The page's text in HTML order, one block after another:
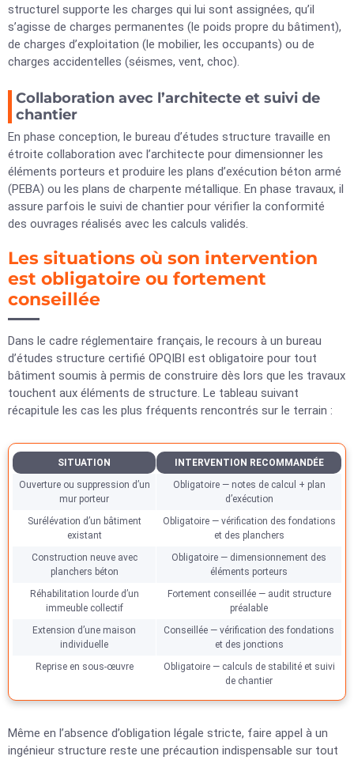
structurel supporte les charges qui lui sont assignées, qu’il
s’agisse de charges permanentes (le poids propre du bâtiment),
de charges d’exploitation (le mobilier, les occupants) ou de
charges accidentelles (séismes, vent, choc).
Collaboration avec l’architecte et suivi de
chantier
En phase conception, le bureau d’études structure travaille en
étroite collaboration avec l’architecte pour dimensionner les
éléments porteurs et produire les plans d’exécution béton armé
(PEBA) ou les plans de charpente métallique. En phase travaux, il
assure parfois le suivi de chantier pour vérifier la conformité
des ouvrages réalisés avec les calculs validés.
Les situations où son intervention
est obligatoire ou fortement
conseillée
Dans le cadre réglementaire français, le recours à un bureau
d’études structure certifié OPQIBI est obligatoire pour tout
bâtiment soumis à permis de construire dès lors que les travaux
touchent aux éléments de structure. Le tableau suivant
récapitule les cas les plus fréquents rencontrés sur le terrain :
SITUATION
INTERVENTION RECOMMANDÉE
Ouverture ou suppression d’un
mur porteur
Obligatoire — notes de calcul + plan
d’exécution
Surélévation d’un bâtiment
existant
Obligatoire — vérification des fondations
et des planchers
Construction neuve avec
planchers béton
Obligatoire — dimensionnement des
éléments porteurs
Réhabilitation lourde d’un
immeuble collectif
Fortement conseillée — audit structure
préalable
Extension d’une maison
individuelle
Conseillée — vérification des fondations
et des jonctions
Reprise en sous-œuvre
Obligatoire — calculs de stabilité et suivi
de chantier
Même en l’absence d’obligation légale stricte, faire appel à un
ingénieur structure reste une précaution indispensable sur tout